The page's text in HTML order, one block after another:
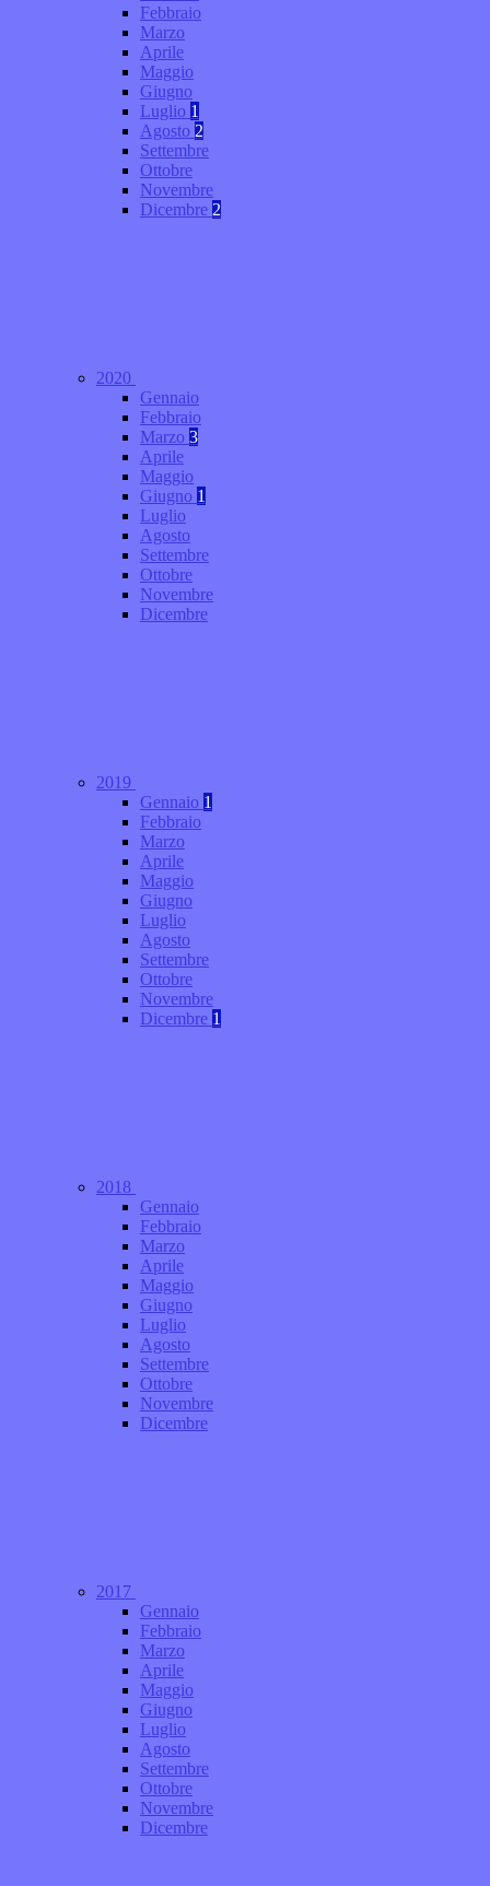
Febbraio
Marzo
Aprile
Maggio
Giugno
Luglio 1
Agosto 2
Settembre
Ottobre
Novembre
Dicembre 2
2020
Gennaio
Febbraio
Marzo 3
Aprile
Maggio
Giugno 1
Luglio
Agosto
Settembre
Ottobre
Novembre
Dicembre
2019
Gennaio 1
Febbraio
Marzo
Aprile
Maggio
Giugno
Luglio
Agosto
Settembre
Ottobre
Novembre
Dicembre 1
2018
Gennaio
Febbraio
Marzo
Aprile
Maggio
Giugno
Luglio
Agosto
Settembre
Ottobre
Novembre
Dicembre
2017
Gennaio
Febbraio
Marzo
Aprile
Maggio
Giugno
Luglio
Agosto
Settembre
Ottobre
Novembre
Dicembre